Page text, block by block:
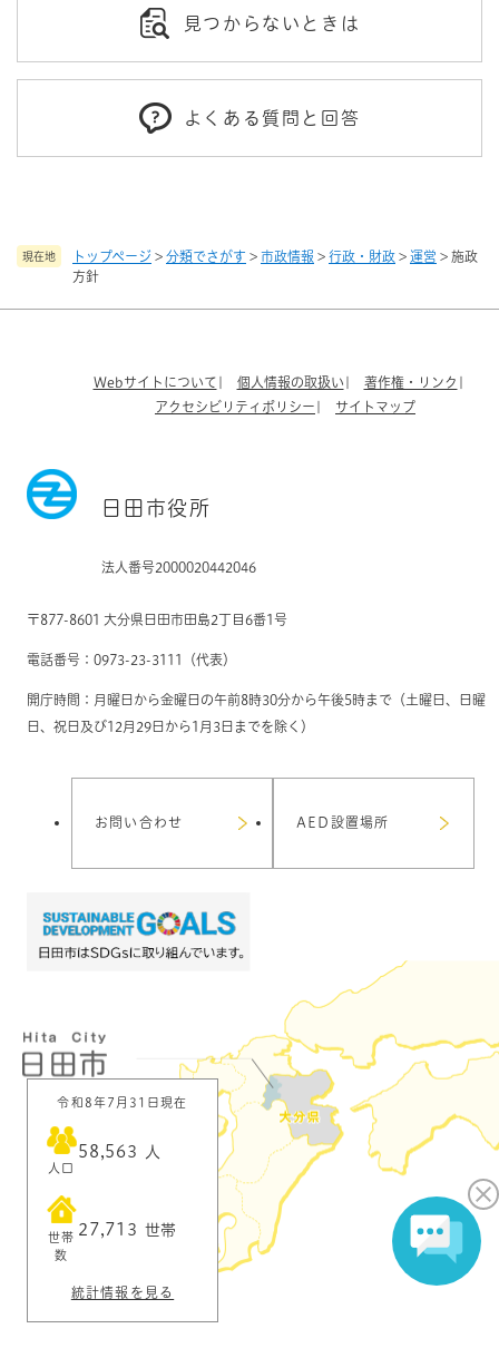
現在地 トップページ > 分類でさがす > 市政情報 > 行政・財政 > 運営 > 施政
方針
見つからないときは
よくある質問と回答
Webサイトについて 個人情報の取扱い
著作権・リンク
アクセシビリティポリシー
サイトマップ
日田市役所
法人番号2000020442046
〒877-8601 大分県日田市田島2丁目6番1号
電話番号：0973-23-3111（代表）
開庁時間：月曜日から金曜日の午前8時30分から午後5時まで（土曜日、日曜
日、祝日及び12月29日から1月3日までを除く）
お問い合わせ AED設置場所
令和8年7月31日現在
人口
58,563 人
世帯
数
27,713 世帯
統計情報を見る